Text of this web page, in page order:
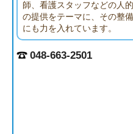
師、看護スタッフなどの人
の提供をテーマに、その整
にも力を入れています。
048-663-2501